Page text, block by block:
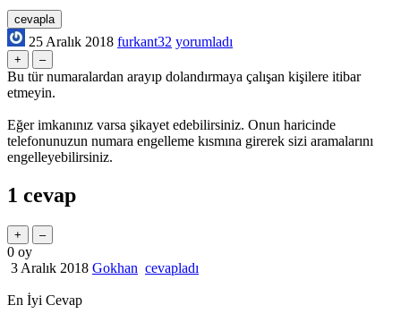
25 Aralık 2018 furkant32 yorumladı
Bu tür numaralardan arayıp dolandırmaya çalışan kişilere itibar
etmeyin.
Eğer imkanınız varsa şikayet edebilirsiniz. Onun haricinde
telefonunuzun numara engelleme kısmına girerek sizi aramalarını
engelleyebilirsiniz.
1 cevap
0 oy
3 Aralık 2018 Gokhan cevapladı
En İyi Cevap